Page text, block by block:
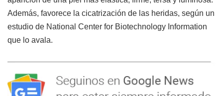
Además, favorece la cicatrización de las heridas, según un
estudio de National Center for Biotechnology Information
que lo avala.